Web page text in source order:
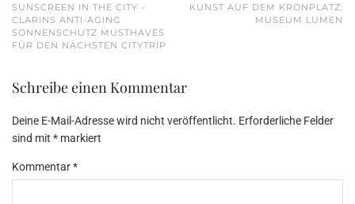
SUNSCREEN IN THE CITY –
CLARINS ANTI-AGING
SONNENSCHUTZ MUSTHAVES
FÜR DEN NÄCHSTEN CITYTRIP
KUNST AUF DEM KRONPLATZ:
MUSEUM LUMEN
Schreibe einen Kommentar
Deine E-Mail-Adresse wird nicht veröffentlicht. Erforderliche Felder
sind mit * markiert
Kommentar*